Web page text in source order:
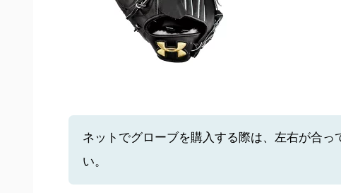
ネットでグローブを購入する際は、左右が合
い。